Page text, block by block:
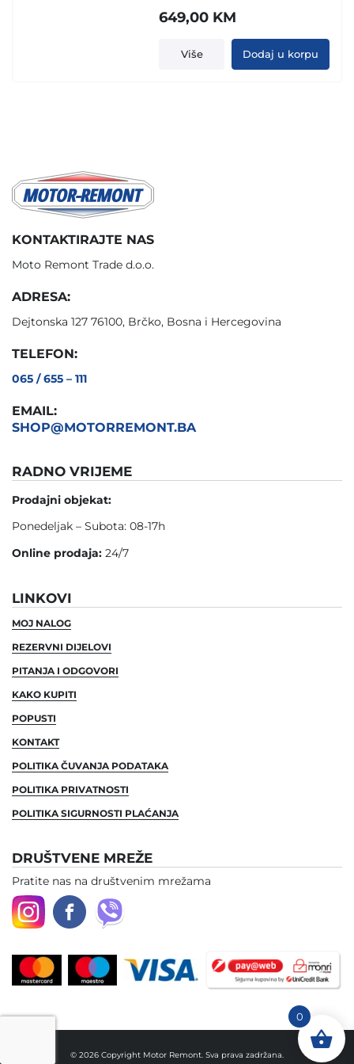
649,00 KM
Više Dodaj u korpu
KONTAKTIRAJTE NAS
Moto Remont Trade d.o.o.
ADRESA:
Dejtonska 127 76100, Brčko, Bosna i Hercegovina
TELEFON:
065 / 655 – 111
EMAIL:
SHOP@MOTORREMONT.BA
RADNO VRIJEME
Prodajni objekat:
Ponedeljak – Subota: 08-17h
Online prodaja: 24/7
LINKOVI
MOJ NALOG
REZERVNI DIJELOVI
PITANJA I ODGOVORI
KAKO KUPITI
POPUSTI
KONTAKT
POLITIKA ČUVANJA PODATAKA
POLITIKA PRIVATNOSTI
POLITIKA SIGURNOSTI PLAĆANJA
DRUŠTVENE MREŽE
Pratite nas na društvenim mrežama
© 2026 Copyright Motor Remont. Sva prava zadržana.
0